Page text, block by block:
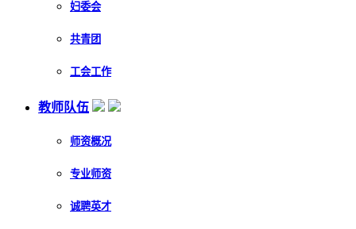
妇委会
共青团
工会工作
教师队伍
师资概况
专业师资
诚聘英才